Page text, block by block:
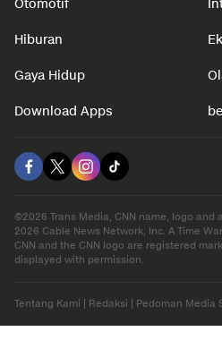
Otomotif
Hiburan
Gaya Hidup
Download Apps
©2026 Trans Media, CNN name, logo and
2026 Cable News Network, Inc. A Time
CNN and the CNN logo are registered
displayed with permission.
Tentang Kami Redaksi Pedoman Media